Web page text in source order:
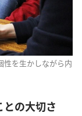
性を生かしながら内
の大切さ